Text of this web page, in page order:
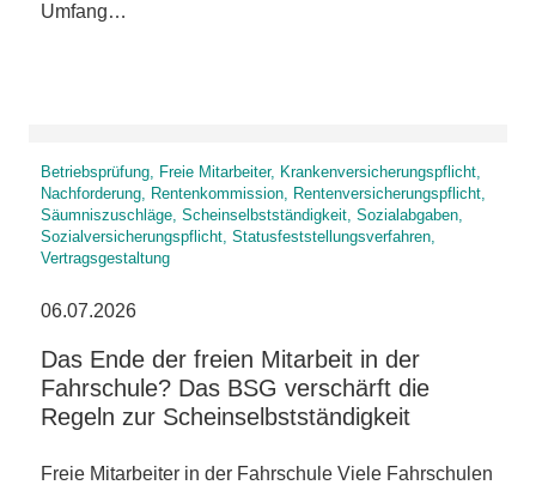
Umfang…
Betriebsprüfung, Freie Mitarbeiter, Krankenversicherungspflicht,
Nachforderung, Rentenkommission, Rentenversicherungspflicht,
Säumniszuschläge, Scheinselbstständigkeit, Sozialabgaben,
Sozialversicherungspflicht, Statusfeststellungsverfahren,
Vertragsgestaltung
06.07.2026
Das Ende der freien Mitarbeit in der
Fahrschule? Das BSG verschärft die
Regeln zur Scheinselbstständigkeit
Freie Mitarbeiter in der Fahrschule Viele Fahrschulen